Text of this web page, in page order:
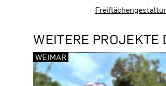
WEITERE PROJEKTE
WEIMAR